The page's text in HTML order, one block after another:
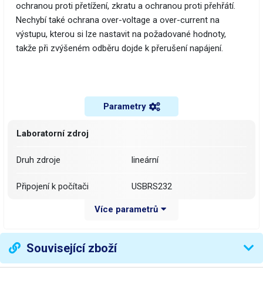
ochranou proti přetížení, zkratu a ochranou proti přehřátí.
Nechybí také ochrana over-voltage a over-current na
výstupu, kterou si lze nastavit na požadované hodnoty,
takže při zvýšeném odběru dojde k přerušení napájení.
Parametry
Laboratorní zdroj
Druh zdroje lineární
Připojení k počítači USBRS232
3
CV (Constant Voltage)CC
Více parametrů
Související zboží